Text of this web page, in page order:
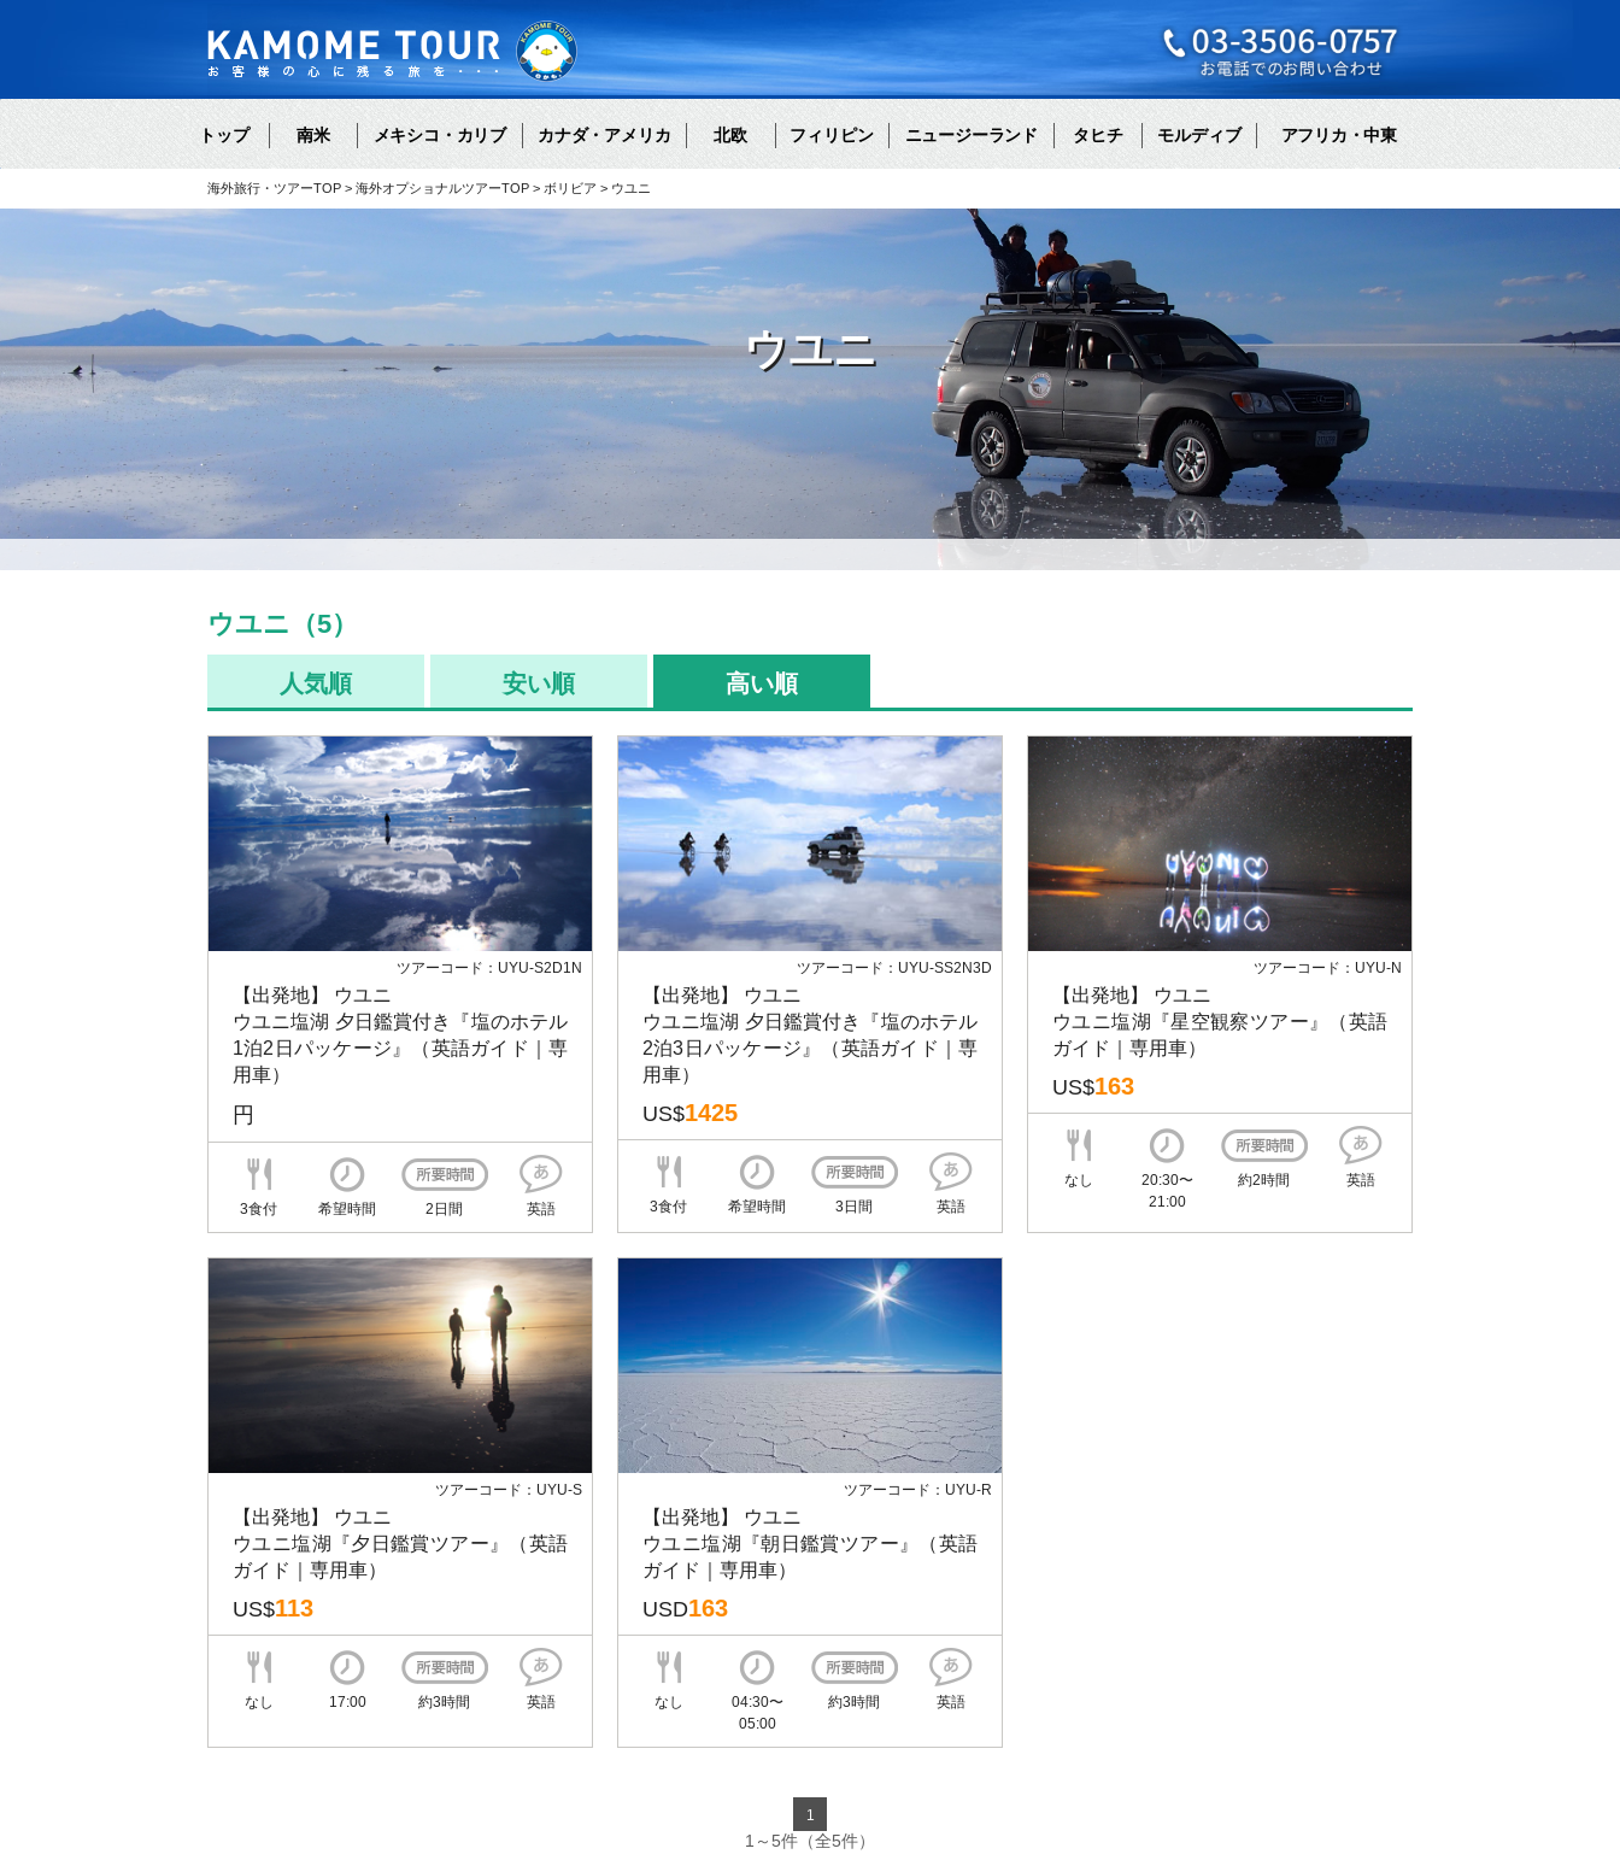
トップ 南米 メキシコ・カリブ カナダ・アメリカ 北欧 フィリピン ニュージーランド タヒチ モルディブ アフリカ・中東
海外旅行・ツアーTOP 海外オプショナルツアーTOP ボリビア ウユニ
ウユニ
ウユニ（5）
人気順 安い順 高い順
ツアーコード：UYU-S2D1N
【出発地】 ウユニ
ウユニ塩湖 夕日鑑賞付き『塩のホテル
1泊2日パッケージ』（英語ガイド｜専
用車）
円
3食付 希望時間 2日間 英語
ツアーコード：UYU-SS2N3D
【出発地】 ウユニ
ウユニ塩湖 夕日鑑賞付き『塩のホテル
2泊3日パッケージ』（英語ガイド｜専
用車）
US$1425
3食付 希望時間 3日間 英語
ツアーコード：UYU-N
【出発地】 ウユニ
ウユニ塩湖『星空観察ツアー』（英語
ガイド｜専用車）
US$163
なし
20:30〜
21:00
約2時間 英語
ツアーコード：UYU-S
【出発地】 ウユニ
ウユニ塩湖『夕日鑑賞ツアー』（英語
ガイド｜専用車）
US$113
なし 17:00 約3時間 英語
ツアーコード：UYU-R
【出発地】 ウユニ
ウユニ塩湖『朝日鑑賞ツアー』（英語
ガイド｜専用車）
USD163
なし
04:30〜
05:00
約3時間 英語
1
1～5件（全5件）